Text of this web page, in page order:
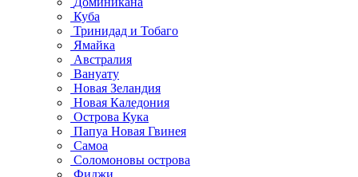
Куба
Тринидад и Тобаго
Ямайка
Австралия
Вануату
Новая Зеландия
Новая Каледония
Острова Кука
Папуа Новая Гвинея
Самоа
Соломоновы острова
Фиджи